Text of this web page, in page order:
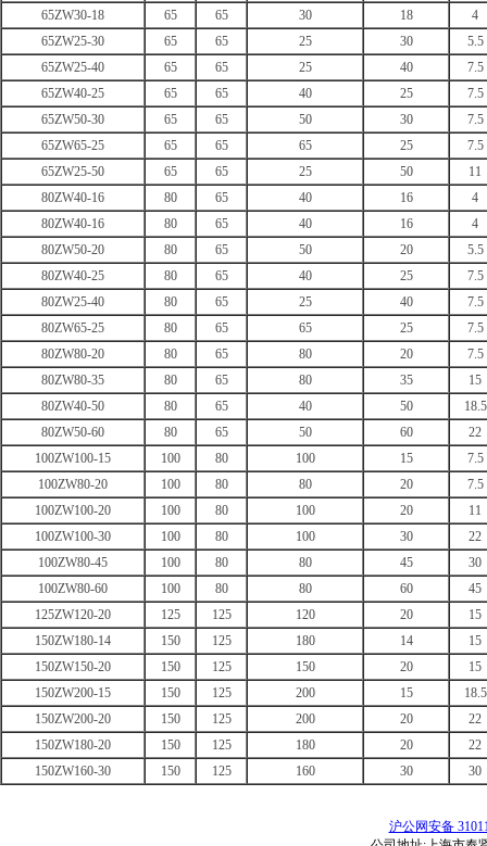
65ZW30-18
65 65 30 18
4
65ZW25-30
65 65 25 30
5.5
65ZW25-40
65 65 25 40
7.5
65ZW40-25
65 65 40 25
7.5
65ZW50-30
65 65 50 30
7.5
65ZW65-25
65 65 65 25
7.5
65ZW25-50
65 65 25 50
11
80ZW40-16
80 65 40 16
4
80ZW40-16
80 65 40 16
4
80ZW50-20
80 65 50 20
5.5
80ZW40-25
80 65 40 25
7.5
80ZW25-40
80 65 25 40
7.5
80ZW65-25
80 65 65 25
7.5
80ZW80-20
80 65 80 20
7.5
80ZW80-35
80 65 80 35
15
80ZW40-50
80 65 40 50
18.5
80ZW50-60
80 65 50 60
22
100ZW100-15
100 80 100 15
7.5
100ZW80-20
100 80 80 20
7.5
100ZW100-20
100 80 100 20
11
100ZW100-30
100 80 100 30
22
100ZW80-45
100 80 80 45
30
100ZW80-60
100 80 80 60
45
125ZW120-20
125 125 120 20
15
150ZW180-14
150 125 180 14
15
150ZW150-20
150 125 150 20
15
150ZW200-15
150 125 200 15
18.5
150ZW200-20
150 125 200 20
22
150ZW180-20
150 125 180 20
22
150ZW160-30
150 125 160 30 30
沪公网安备